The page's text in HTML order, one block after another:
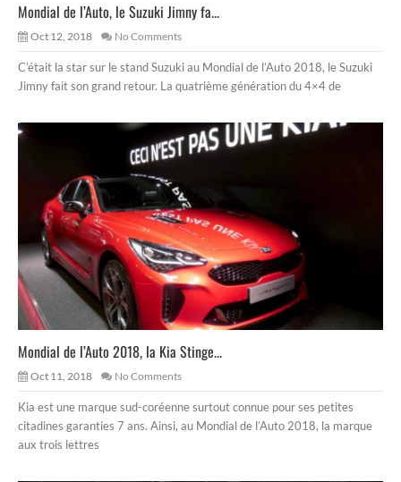
Mondial de l’Auto, le Suzuki Jimny fa...
Oct 12, 2018 No Comments
C’était la star sur le stand Suzuki au Mondial de l’Auto 2018, le Suzuki
Jimny fait son grand retour. La quatrième génération du 4×4 de
Mondial de l’Auto 2018, la Kia Stinge...
Oct 11, 2018 No Comments
Kia est une marque sud-coréenne surtout connue pour ses petites
citadines garanties 7 ans. Ainsi, au Mondial de l’Auto 2018, la marque
aux trois lettres